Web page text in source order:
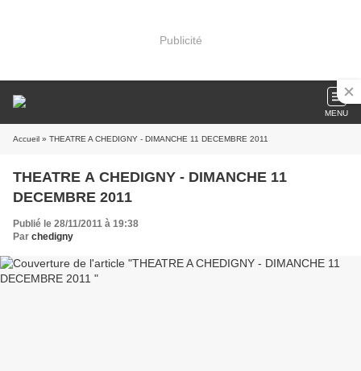
Publicité
MENU
Accueil » THEATRE A CHEDIGNY - DIMANCHE 11 DECEMBRE 2011
THEATRE A CHEDIGNY - DIMANCHE 11
DECEMBRE 2011
Publié le 28/11/2011 à 19:38
Par chedigny